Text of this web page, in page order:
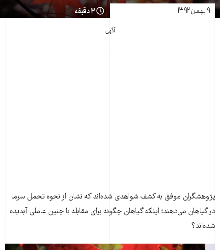
۹ بهمن ۱۳۹۲ ۳ دقیقه
آگهی
پژوهشگران موفق به کشف شواهدی شده‌اند که نشان از نحوه تحمل سرما
در گیاهان می‌دهند؛ اینکه گیاهان چگونه برای مقابله با چنین عاملی آبدیده
شده‌اند؟